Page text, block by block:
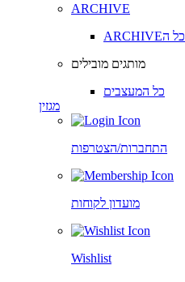
ARCHIVE
ARCHIVEכל ה
מותגים מובילים
כל המעצבים
מגזין
התחברות/הצטרפות
מועדון לקוחות
Wishlist